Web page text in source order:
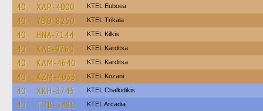
40 XAP-4000 ΚΤΕL Euboea
40 YBO-8250 ΚΤΕL Τrikala
40 HNA-7144 KTEL Kilkis
40 KAE-9760 ΚΤΕL Karditsa
40 KAM-4640 ΚΤΕL Karditsa
40 KZM-4033 ΚΤΕL Kozani
40 XKH-3745 ΚΤΕL Chalkidikis
40 TPB-3480 KTEL Arcadia